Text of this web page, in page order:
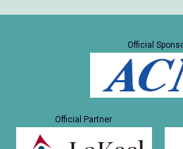
Official
Official Partner